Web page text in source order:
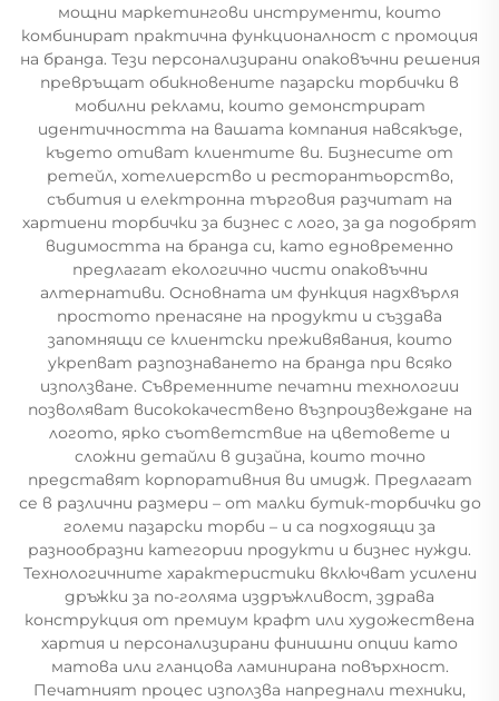
мощни маркетингови инструменти, които
комбинират практична функционалност с промоция
на бранда. Тези персонализирани опаковъчни решения
превръщат обикновените пазарски торбички в
мобилни реклами, които демонстрират
идентичността на вашата компания навсякъде,
където отиват клиентите ви. Бизнесите от
ретейл, хотелиерство и ресторантьорство,
събития и електронна търговия разчитат на
хартиени торбички за бизнес с лого, за да подобрят
видимостта на бранда си, като едновременно
предлагат екологично чисти опаковъчни
алтернативи. Основната им функция надхвърля
простото пренасяне на продукти и създава
запомнящи се клиентски преживявания, които
укрепват разпознаването на бранда при всяко
използване. Съвременните печатни технологии
позволяват висококачествено възпроизвеждане на
логото, ярко съответствие на цветовете и
сложни детайли в дизайна, които точно
представят корпоративния ви имидж. Предлагат
се в различни размери – от малки бутик-торбички до
големи пазарски торби – и са подходящи за
разнообразни категории продукти и бизнес нужди.
Технологичните характеристики включват усилени
дръжки за по-голяма издръжливост, здрава
конструкция от премиум крафт или художествена
хартия и персонализирани финишни опции като
матова или гланцова ламинирана повърхност.
Печатният процес използва напреднали техники,